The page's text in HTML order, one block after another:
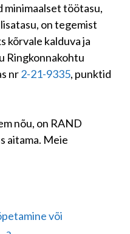
töötasu,
on tegemist
kõrvale kalduva ja
Ringkonnakohtu
nr2-21-9335, punktid
nõu, on RAND
aitama. Meie
või